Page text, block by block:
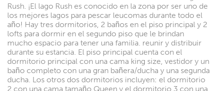
Rush. ¡El lago Rush es conocido en la zona por ser uno de
los mejores lagos para pescar leucomas durante todo el
año! Hay tres dormitorios, 2 baños en el piso principal y 2
lofts para dormir en el segundo piso que le brindan
mucho espacio para tener una familia. reunir y distribuir
durante su estancia. El piso principal cuenta con el
dormitorio principal con una cama king size, vestidor y un
baño completo con una gran bañera/ducha y una segunda
ducha. Los otros dos dormitorios incluyen: el dormitorio
2 con una cama tamaño Queen y el dormitorio 3 con una